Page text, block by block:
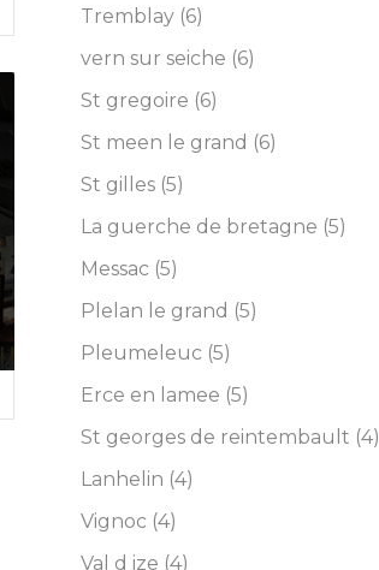
Tremblay (6)
vern sur seiche (6)
St gregoire (6)
St meen le grand (6)
St gilles (5)
La guerche de bretagne (5)
Messac (5)
Plelan le grand (5)
Pleumeleuc (5)
Erce en lamee (5)
St georges de reintembault (4)
Lanhelin (4)
Vignoc (4)
Val d ize (4)